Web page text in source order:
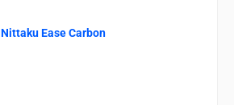
Nittaku Ease Carbon